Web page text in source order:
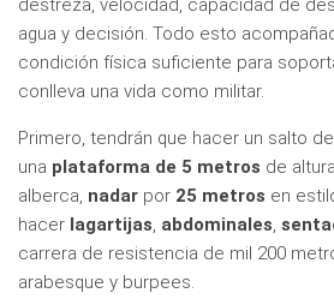
destreza, velocidad, capacidad de
agua y decisión. Todo esto
condición física suficiente para
conlleva una vida como militar.
Primero, tendrán que hacer un salto
una plataforma de 5 metros de
alberca, nadar por 25 metros en
hacer lagartijas, abdominales,
carrera de resistencia de mil 200
arabesque y burpees.